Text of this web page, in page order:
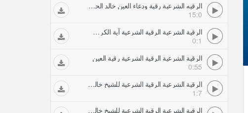
الرقيه الشرعية رقية ودعاء العين خالد الحبشي
15:0
الرقية الشرعية الرقية الشرعية آية الكرسي للشيخ خالد الحبشي
0:1
الرقية الشرعية الرقية الشرعية رقية العين
0:55
الرقية الشرعية الرقية الشرعية للشيخ خالد الحبشي
1:7
الرقية الشرعية الرقية الشرعية للشيخ خالد الحبشي آيات حرق الجني